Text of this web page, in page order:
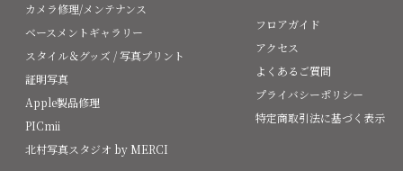
カメラ修理/メンテナンス
ベースメントギャラリー
スタイル＆グッズ / 写真プリント
証明写真
Apple製品修理
PICmii
北村写真スタジオ by MERCI
フロアガイド
アクセス
よくあるご質問
プライバシーポリシー
特定商取引法に基づく表示